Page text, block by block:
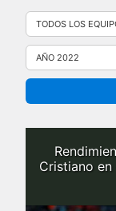
Saltar
contenido
Cristiano